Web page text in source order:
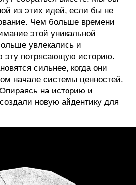
из этих идей, если бы не
Чем больше времени
этой уникальной
увлекались и
эту потрясающую историю.
сильнее, когда они
начале системы ценностей.
на историю и
новую айдентику для